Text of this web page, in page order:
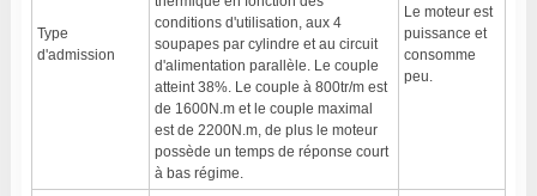
Type
d'admission
conditions d'utilisation, aux 4
soupapes par cylindre et au circuit
d'alimentation parallèle. Le couple
atteint 38%. Le couple à 800tr/m est
de 1600N.m et le couple maximal
est de 2200N.m, de plus le moteur
possède un temps de réponse court
à bas régime.
Le moteur est
puissance et
consomme
peu.